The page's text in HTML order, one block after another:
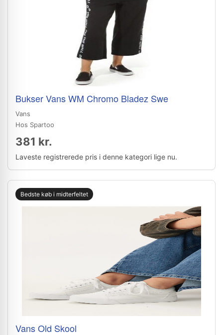
Bukser Vans WM Chromo Bladez Swe
Vans
Hos Spartoo
381 kr.
Laveste registrerede pris i denne kategori lige nu.
Bedste køb i midterfeltet
Vans Old Skool